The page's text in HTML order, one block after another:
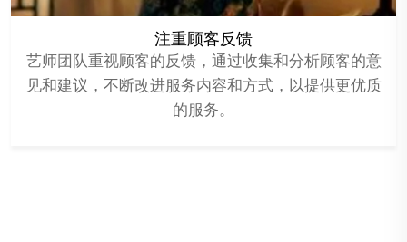
注重顾客反馈
艺师团队重视顾客的反馈，通过收集和分析顾客的意
见和建议，不断改进服务内容和方式，以提供更优质
的服务。